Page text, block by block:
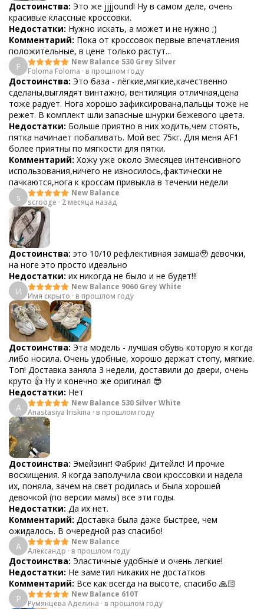
Достоинства: Это же jjjjound! Ну в самом деле, очень
красивые классные кроссовки.
Недостатки: Нужно искать, а может и не нужно ;)
Комментарий: Пока от кроссовок первые впечатления
положительные, в цене только растут...
F
New Balance 530 Grey Silver
Foloma Foloma · в прошлом году
Достоинства: Это база - лёгкие,мягкие,качественно
сделаны,выглядят винтажно, вентиляция отличная,цена
тоже радует. Нога хорошо зафиксирована,пальцы тоже не
режет. В комплект шли запасные шнурки бежевого цвета.
Недостатки: Больше приятно в них ходить,чем стоять,
пятка начинает побаливать. Мой вес 75кг. Для меня AF1
более приятны по мягкости для пятки.
Комментарий: Хожу уже около 3месяцев интенсивного
использования,ничего не износилось,фактически не
пачкаются,нога к кроссам привыкла в течении недели
s
New Balance
scrooge · 2 месяца назад
Достоинства: это 10/10 рефлективная замша🥹 девочки,
на ноге это просто идеально
Недостатки: их никогда не было и не будет!!!
И
New Balance 9060 Grey White
Имя скрыто · в прошлом году
Достоинства: Эта модель - лучшая обувь которую я когда
либо носила. Очень удобные, хорошо держат стопу, мягкие.
Топ! Доставка заняла 3 недели, доставили до двери, очень
круто 👍 Ну и конечно же оригинал 😎
Недостатки: Нет
A
New Balance 530 Silver White
Anastasiya Iriskina · в прошлом году
Достоинства: Эмейзинг! Фабрик! Дитейлс! И прочие
восхищения. Я когда заполучила свои кроссовки и надела
их, поняла, зачем на свет родилась и была хорошей
девочкой (по версии мамы) все эти годы.
Недостатки: Да их нет.
Комментарий: Доставка была даже быстрее, чем
ожидалось. В очередной раз спасибо!
А
New Balance
Александр · в прошлом году
Достоинства: Эластичные удобные и очень легкие!
Недостатки: Не заметил никаких не достатков
Комментарий: Все как всегда на высоте, спасибо 🙏🏻
Р
New Balance 610T
Румянцева Аделина · в прошлом году